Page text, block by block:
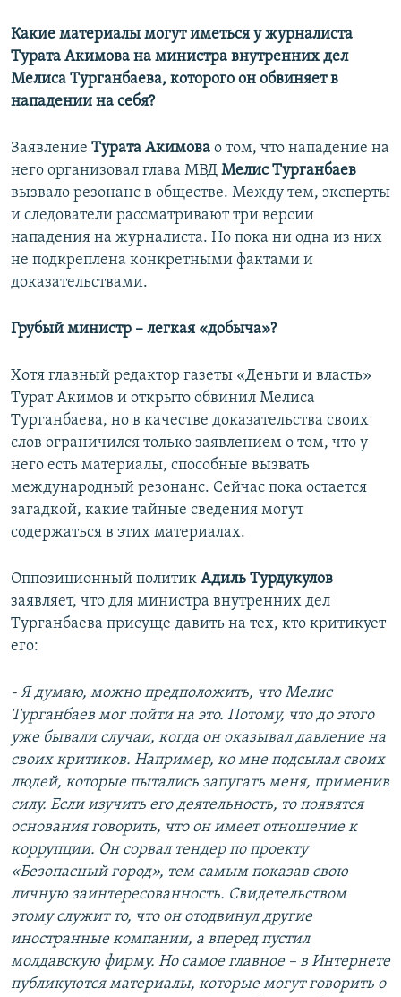
Какие материалы могут иметься у журналиста
Турата Акимова на министра внутренних дел
Мелиса Турганбаева, которого он обвиняет в
нападении на себя?
Заявление Турата Акимова о том, что нападение на
него организовал глава МВД Мелис Турганбаев
вызвало резонанс в обществе. Между тем, эксперты
и следователи рассматривают три версии
нападения на журналиста. Но пока ни одна из них
не подкреплена конкретными фактами и
доказательствами.
Грубый министр – легкая «добыча»?
Хотя главный редактор газеты «Деньги и власть»
Турат Акимов и открыто обвинил Мелиса
Турганбаева, но в качестве доказательства своих
слов ограничился только заявлением о том, что у
него есть материалы, способные вызвать
международный резонанс. Сейчас пока остается
загадкой, какие тайные сведения могут
содержаться в этих материалах.
Оппозиционный политик Адиль Турдукулов
заявляет, что для министра внутренних дел
Турганбаева присуще давить на тех, кто критикует
его:
- Я думаю, можно предположить, что Мелис
Турганбаев мог пойти на это. Потому, что до этого
уже бывали случаи, когда он оказывал давление на
своих критиков. Например, ко мне подсылал своих
людей, которые пытались запугать меня, применив
силу. Если изучить его деятельность, то появятся
основания говорить, что он имеет отношение к
коррупции. Он сорвал тендер по проекту
«Безопасный город», тем самым показав свою
личную заинтересованность. Свидетельством
этому служит то, что он отодвинул другие
иностранные компании, а вперед пустил
молдавскую фирму. Но самое главное – в Интернете
публикуются материалы, которые могут говорить о